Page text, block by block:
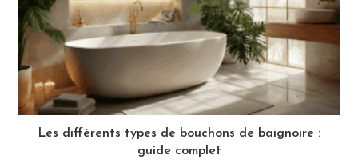
Les différents types de bouchons de baignoire :
guide complet